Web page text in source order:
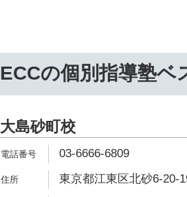
ECCの個別指導塾ベ
大島砂町校
03-6666-6809
東京都江東区北砂6-20-